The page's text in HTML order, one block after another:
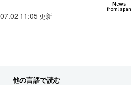
Images
News
from Japan
11:05 更新
他の言語で読む